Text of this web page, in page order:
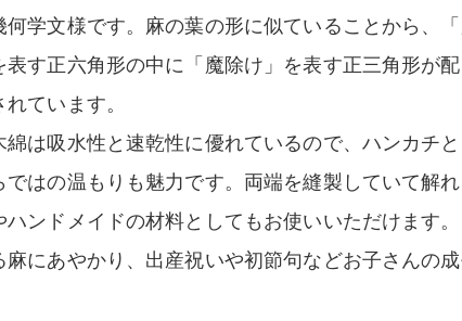
学文様です。麻の葉の形に似ていることから、
表す正六角形の中に「魔除け」を表す正三角形が
ています。
は吸水性と速乾性に優れているので、ハンカチ
はの温もりも魅力です。両端を縫製していて解
ンドメイドの材料としてもお使いいただけます。
にあやかり、出産祝いや初節句などお子さんの